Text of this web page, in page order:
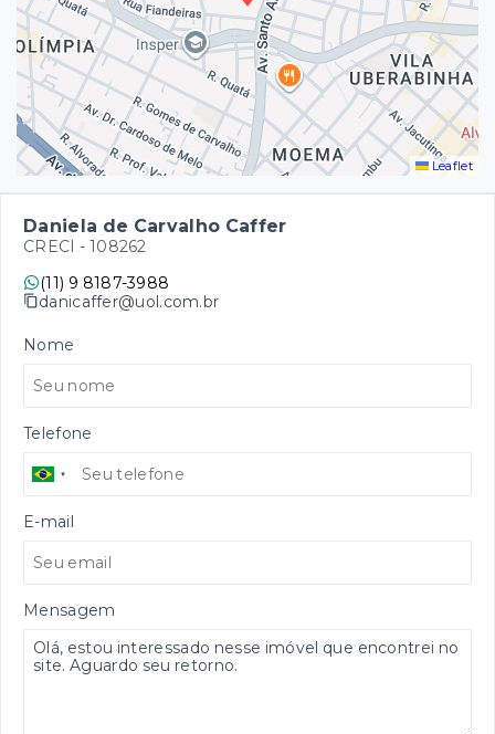
Leaflet
Daniela de Carvalho Caffer
CRECI - 108262
(11) 9 8187-3988
danicaffer@uol.com.br
Nome
Telefone
E-mail
Mensagem